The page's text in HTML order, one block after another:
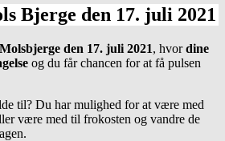
Bjerge den 17. juli 2021
den 17. juli 2021, hvordine
og du får chancen for at få pulsen
til? Du har mulighed for at være med
være med til frokosten og vandre de